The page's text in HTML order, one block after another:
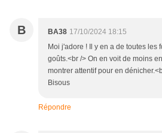
B BA38 17/10/2024 18:15
Moi j'adore ! Il y en a de toutes les
goûts.<br /> On en voit de moins
montrer attentif pour en
Bisous
Répondre